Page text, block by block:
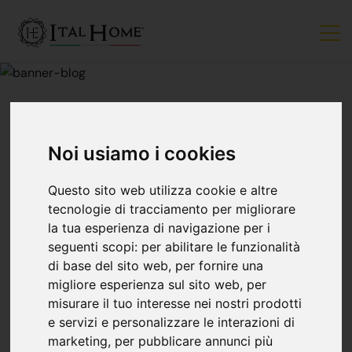
Noi usiamo i cookies
Questo sito web utilizza cookie e altre
tecnologie di tracciamento per migliorare
la tua esperienza di navigazione per i
seguenti scopi: per abilitare le funzionalità
di base del sito web, per fornire una
migliore esperienza sul sito web, per
misurare il tuo interesse nei nostri prodotti
e servizi e personalizzare le interazioni di
marketing, per pubblicare annunci più
MERCATO IMMOBILIARE
Arredare Casa Con
Gli Adesivi Murali
Ital Home Bergamo
Da qualche anno si sta affermando in Italia una